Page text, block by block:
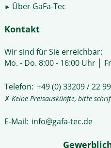
► Über GaFa-Tec
Kontakt
Wir sind für Sie erreichbar:
Mo. - Do. 8:00 - 16:00 Uhr │
Telefon: +49 (0) 33209 / 22
✗ Keine Preisauskünfte, bitte
E-Mail: info@gafa-tec.de